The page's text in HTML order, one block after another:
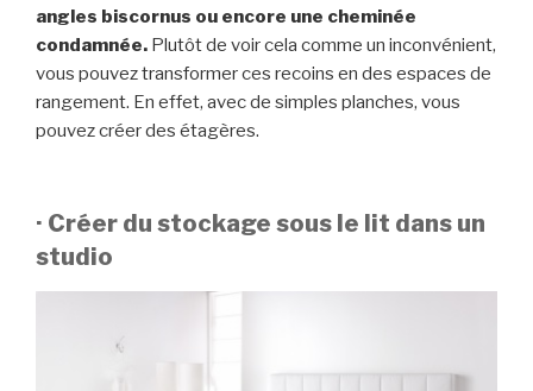
angles biscornus ou encore une cheminée
condamnée. Plutôt de voir cela comme un inconvénient,
vous pouvez transformer ces recoins en des espaces de
rangement. En effet, avec de simples planches, vous
pouvez créer des étagères.
· Créer du stockage sous le lit dans un
studio